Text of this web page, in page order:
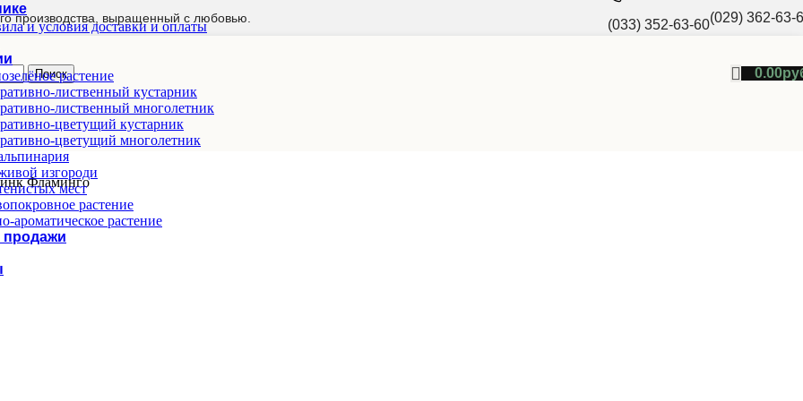
производства, выращенный с любовью. (033) 352-63-60(029) 362-63-
Поиск 0.00
и условия доставки и оплаты
растение
лиственный кустарник
лиственный многолетник
цветущий кустарник
цветущий многолетник
изгороди
мест
растение
ароматическое растение
Фламинго